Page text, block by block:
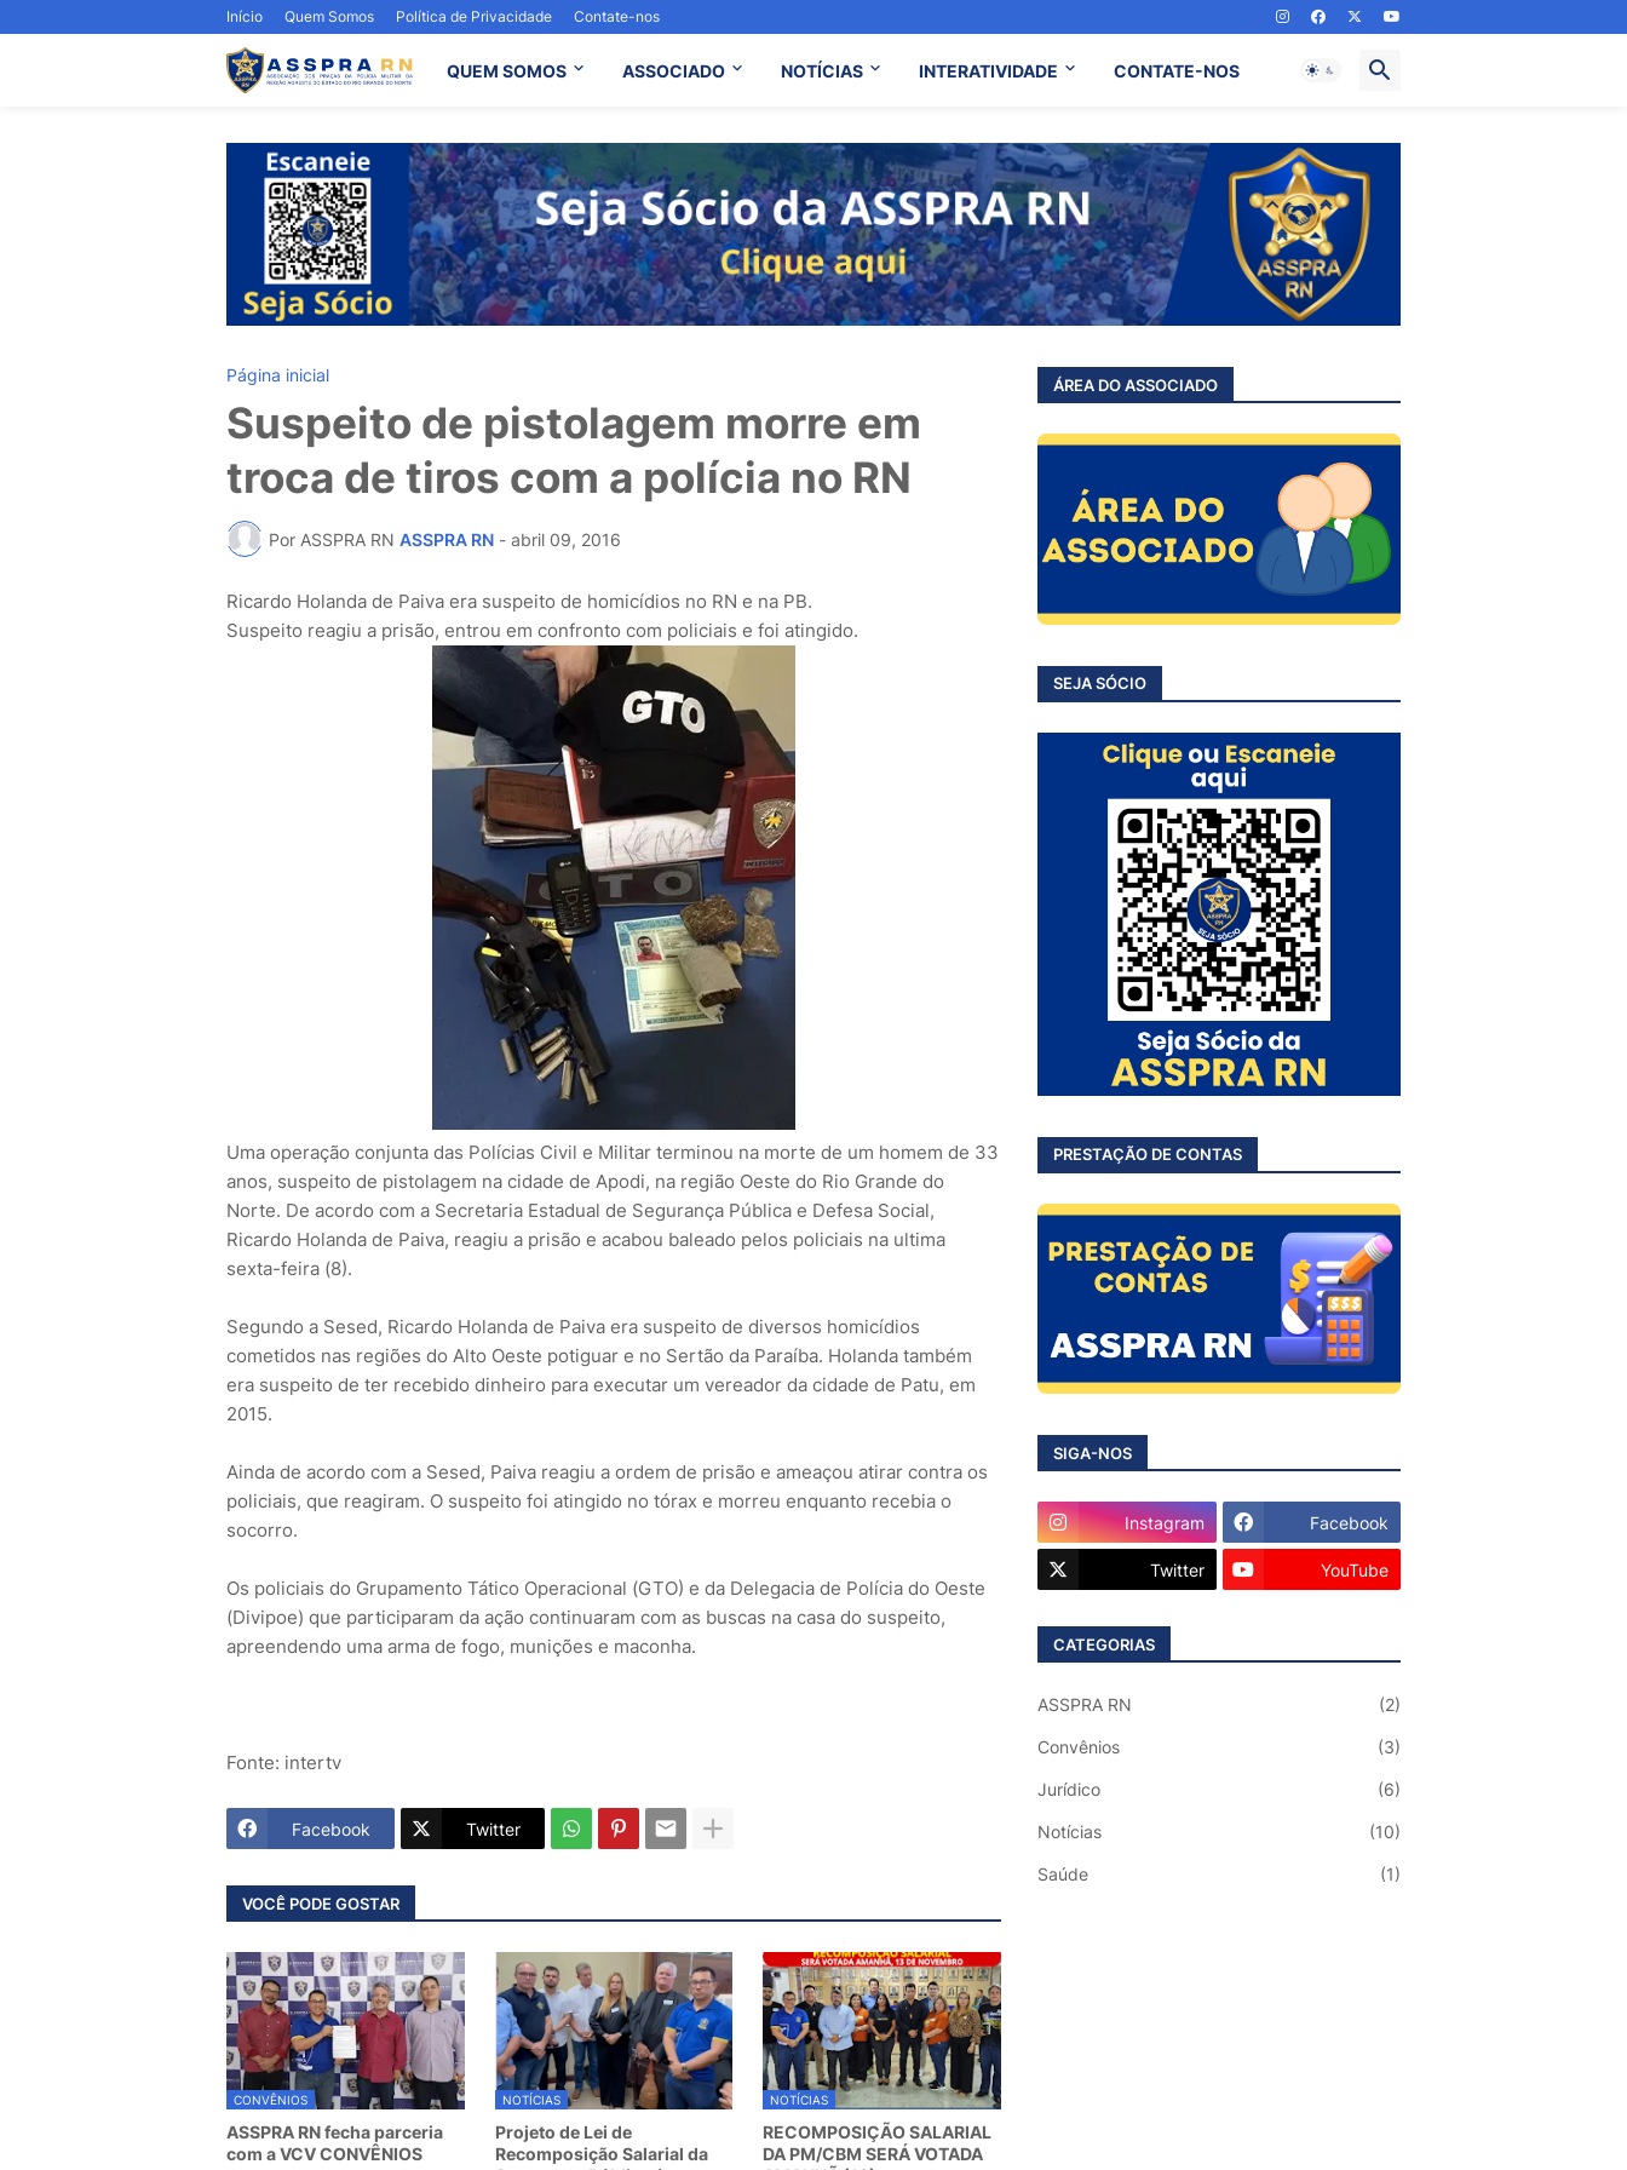
Início Quem Somos Política de Privacidade Contate-nos
QUEM SOMOS ASSOCIADO NOTÍCIAS INTERATIVIDADE CONTATE-NOS
Página inicial
Suspeito de pistolagem morre em
troca de tiros com a polícia no RN
Por ASSPRA RN ASSPRA RN - abril 09, 2016
Ricardo Holanda de Paiva era suspeito de homicídios no RN e na PB.
Suspeito reagiu a prisão, entrou em confronto com policiais e foi atingido.
Uma operação conjunta das Polícias Civil e Militar terminou na morte de um homem de 33
anos, suspeito de pistolagem na cidade de Apodi, na região Oeste do Rio Grande do
Norte. De acordo com a Secretaria Estadual de Segurança Pública e Defesa Social,
Ricardo Holanda de Paiva, reagiu a prisão e acabou baleado pelos policiais na ultima
sexta-feira (8).
Segundo a Sesed, Ricardo Holanda de Paiva era suspeito de diversos homicídios
cometidos nas regiões do Alto Oeste potiguar e no Sertão da Paraíba. Holanda também
era suspeito de ter recebido dinheiro para executar um vereador da cidade de Patu, em
2015.
Ainda de acordo com a Sesed, Paiva reagiu a ordem de prisão e ameaçou atirar contra os
policiais, que reagiram. O suspeito foi atingido no tórax e morreu enquanto recebia o
socorro.
Os policiais do Grupamento Tático Operacional (GTO) e da Delegacia de Polícia do Oeste
(Divipoe) que participaram da ação continuaram com as buscas na casa do suspeito,
apreendendo uma arma de fogo, munições e maconha.
Fonte: intertv
Facebook Twitter
VOCÊ PODE GOSTAR
CONVÊNIOS
ASSPRA RN fecha parceria
com a VCV CONVÊNIOS
NOTÍCIAS
Projeto de Lei de
Recomposição Salarial da
NOTÍCIAS
RECOMPOSIÇÃO SALARIAL
DA PM/CBM SERÁ VOTADA
ÁREA DO ASSOCIADO
SEJA SÓCIO
PRESTAÇÃO DE CONTAS
SIGA-NOS
Instagram Facebook
Twitter YouTube
CATEGORIAS
ASSPRA RN (2)
Convênios (3)
Jurídico (6)
Notícias (10)
Saúde (1)